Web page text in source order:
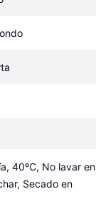
40ºC, No lavar en
Secado en